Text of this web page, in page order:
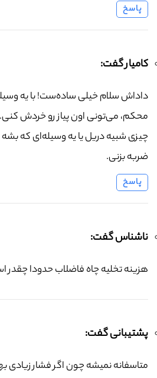
پاسخ
کامیار گفت:
داداش سلام خیلی ساده‌ست! با یه
محکم، می‌تونی اون پیاز رو خردش کنی.
چیزی شبیه دریل یا یه وسیله‌ای که
ضربه بزنی.
پاسخ
ناشناس گفت:
هزینه تخلیه چاه فاضلاب حدودا چقدر
پشتیبانی گفت:
متاسفانه نمیشه چون اگر فشار زیادی